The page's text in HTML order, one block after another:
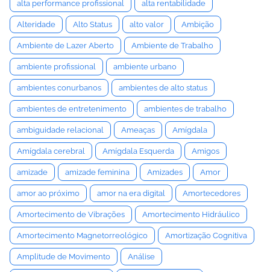
alta performance profissional alta rentabilidade
Alteridade Alto Status alto valor Ambição
Ambiente de Lazer Aberto Ambiente de Trabalho
ambiente profissional ambiente urbano
ambientes conurbanos ambientes de alto status
ambientes de entretenimento ambientes de trabalho
ambiguidade relacional Ameaças Amígdala
Amígdala cerebral Amígdala Esquerda Amigos
amizade amizade feminina Amizades Amor
amor ao próximo amor na era digital Amortecedores
Amortecimento de Vibrações Amortecimento Hidráulico
Amortecimento Magnetorreológico Amortização Cognitiva
Amplitude de Movimento Análise